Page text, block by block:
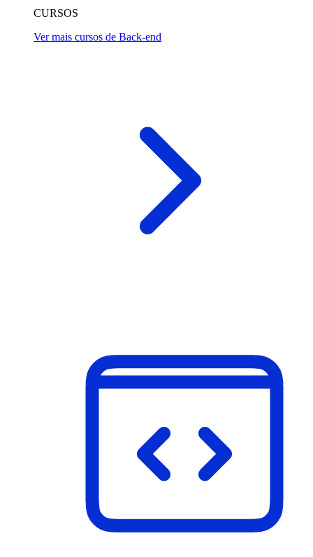
CURSOS
Ver mais cursos de Back-end